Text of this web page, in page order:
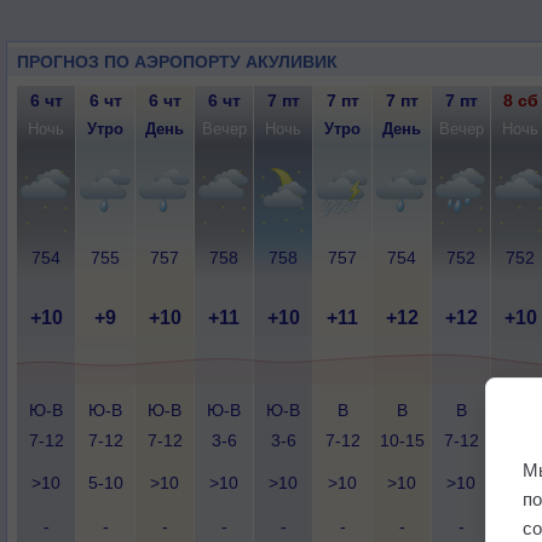
ПРОГНОЗ ПО АЭРОПОРТУ АКУЛИВИК
6 чт 6 чт 6 чт 6 чт 7 пт 7 пт 7 пт 7 пт 8 сб
Ночь Утро День Вечер Ночь Утро День Вечер Ночь
754 755 757 758 758 757 754 752 752
+10 +9 +10 +11 +10 +11 +12 +12 +10
Ю-В
7-12
Ю-В
7-12
Ю-В
7-12
Ю-В
3-6
Ю-В
3-6
В
7-12
В
10-15
В
7-12
>10 5-10 >10 >10 >10 >10 >10 >10 >10
- - - - - - - - -